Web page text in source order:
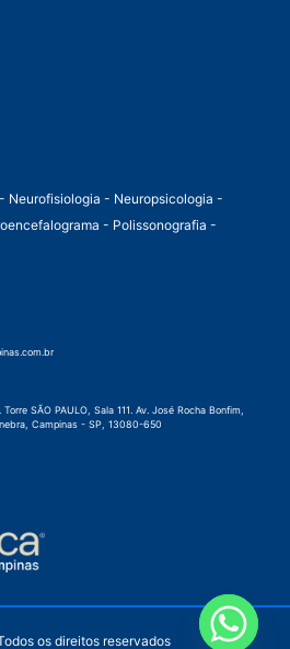
Neurofisiologia - Neuropsicologia -
- Polissonografia -
SÃO PAULO, Sala 111. Av. José Rocha Bonfim,
Campinas - SP, 13080-650
os direitos reservados